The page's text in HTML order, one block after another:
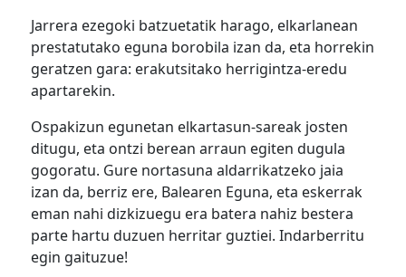
Jarrera ezegoki batzuetatik harago, elkarlanean
prestatutako eguna borobila izan da, eta horrekin
geratzen gara: erakutsitako herrigintza-eredu
apartarekin.
Ospakizun egunetan elkartasun-sareak josten
ditugu, eta ontzi berean arraun egiten dugula
gogoratu. Gure nortasuna aldarrikatzeko jaia
izan da, berriz ere, Balearen Eguna, eta eskerrak
eman nahi dizkizuegu era batera nahiz bestera
parte hartu duzuen herritar guztiei. Indarberritu
egin gaituzue!